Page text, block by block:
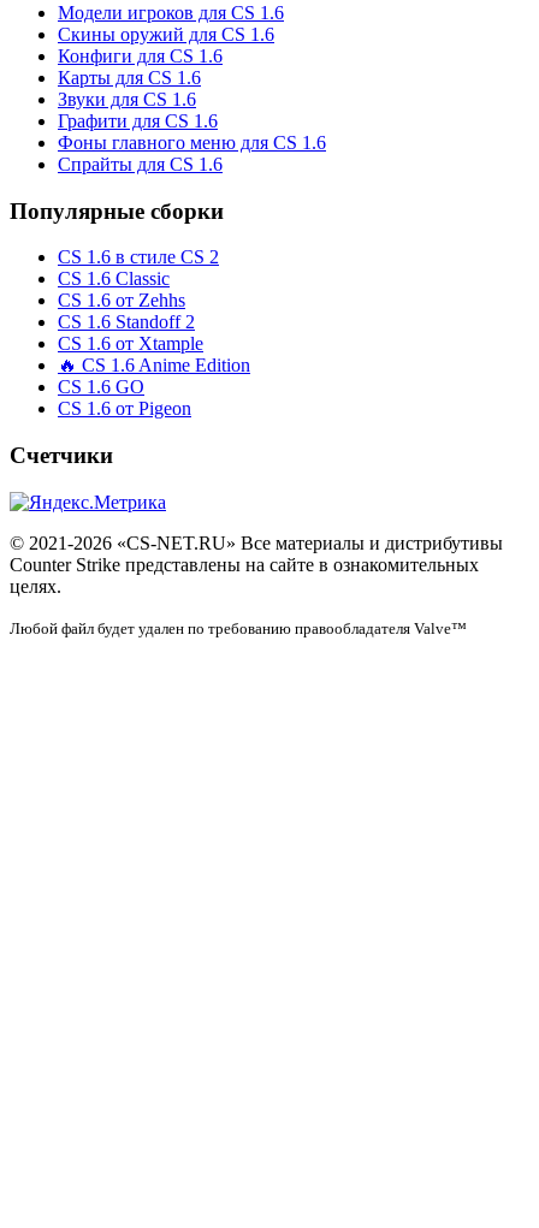
Модели игроков для CS 1.6
Скины оружий для CS 1.6
Конфиги для CS 1.6
Карты для CS 1.6
Звуки для CS 1.6
Графити для CS 1.6
Фоны главного меню для CS 1.6
Спрайты для CS 1.6
Популярные сборки
CS 1.6 в стиле CS 2
CS 1.6 Classic
CS 1.6 от Zehhs
CS 1.6 Standoff 2
CS 1.6 от Xtample
🔥 CS 1.6 Anime Edition
CS 1.6 GO
CS 1.6 от Pigeon
Счетчики
© 2021-2026 «CS-NET.RU» Все материалы и дистрибутивы
Counter Strike представлены на сайте в ознакомительных
целях.
Любой файл будет удален по требованию правообладателя Valve™